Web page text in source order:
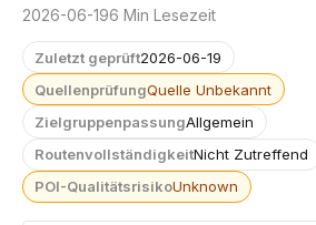
2026-06-196 Min Lesezeit
Zuletzt geprüft2026-06-19
QuellenprüfungQuelle Unbekannt
ZielgruppenpassungAllgemein
RoutenvollständigkeitNicht Zutreffend
POI-QualitätsrisikoUnknown